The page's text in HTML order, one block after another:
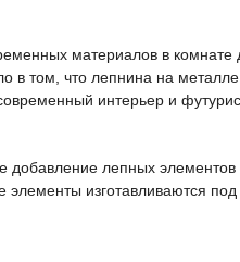
материалов в комнате
в том, что лепнина на
интерьер и
добавление лепных
изготавливаются под